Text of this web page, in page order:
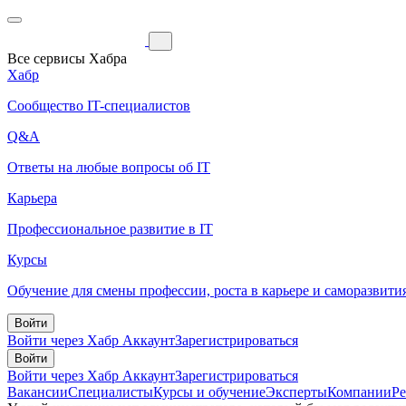
Все сервисы Хабра
Хабр
Сообщество IT-специалистов
Q&A
Ответы на любые вопросы об IT
Карьера
Профессиональное развитие в IT
Курсы
Обучение для смены профессии, роста в карьере и
Войти
Войти через Хабр АккаунтЗарегистрироваться
Войти
Войти через Хабр АккаунтЗарегистрироваться
ВакансииСпециалистыКурсы и обучениеЭкспертыКомпании